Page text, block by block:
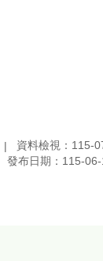
資料檢視：115-
發布日期：115-06-